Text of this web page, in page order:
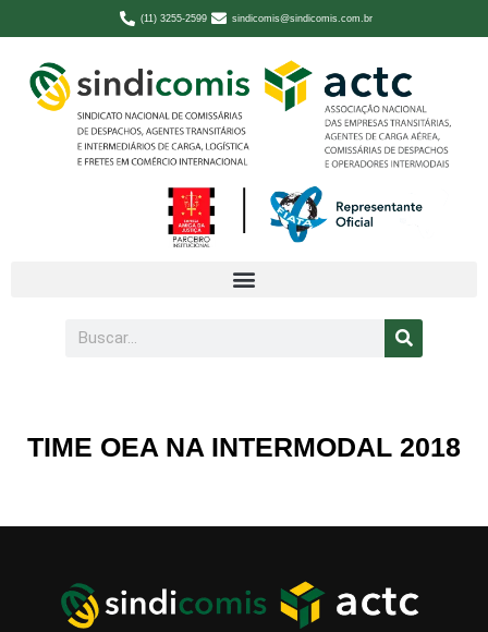
(11) 3255-2599 sindicomis@sindicomis.com.br
TIME OEA NA INTERMODAL 2018